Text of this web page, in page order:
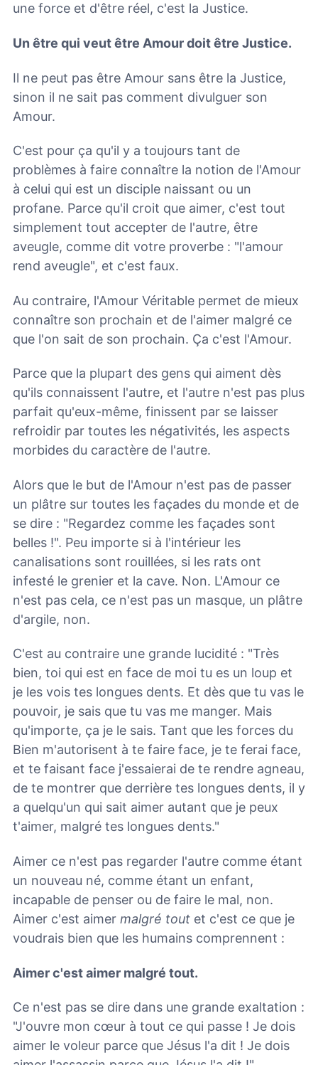
une force et d'être réel, c'est la Justice.
Un être qui veut être Amour doit être Justice.
Il ne peut pas être Amour sans être la Justice,
sinon il ne sait pas comment divulguer son
Amour.
C'est pour ça qu'il y a toujours tant de
problèmes à faire connaître la notion de l'Amour
à celui qui est un disciple naissant ou un
profane. Parce qu'il croit que aimer, c'est tout
simplement tout accepter de l'autre, être
aveugle, comme dit votre proverbe : "l'amour
rend aveugle", et c'est faux.
Au contraire, l'Amour Véritable permet de mieux
connaître son prochain et de l'aimer malgré ce
que l'on sait de son prochain. Ça c'est l'Amour.
Parce que la plupart des gens qui aiment dès
qu'ils connaissent l'autre, et l'autre n'est pas plus
parfait qu'eux-même, finissent par se laisser
refroidir par toutes les négativités, les aspects
morbides du caractère de l'autre.
Alors que le but de l'Amour n'est pas de passer
un plâtre sur toutes les façades du monde et de
se dire : "Regardez comme les façades sont
belles !". Peu importe si à l'intérieur les
canalisations sont rouillées, si les rats ont
infesté le grenier et la cave. Non. L'Amour ce
n'est pas cela, ce n'est pas un masque, un plâtre
d'argile, non.
C'est au contraire une grande lucidité : "Très
bien, toi qui est en face de moi tu es un loup et
je les vois tes longues dents. Et dès que tu vas le
pouvoir, je sais que tu vas me manger. Mais
qu'importe, ça je le sais. Tant que les forces du
Bien m'autorisent à te faire face, je te ferai face,
et te faisant face j'essaierai de te rendre agneau,
de te montrer que derrière tes longues dents, il y
a quelqu'un qui sait aimer autant que je peux
t'aimer, malgré tes longues dents."
Aimer ce n'est pas regarder l'autre comme étant
un nouveau né, comme étant un enfant,
incapable de penser ou de faire le mal, non.
Aimer c'est aimer malgré tout et c'est ce que je
voudrais bien que les humains comprennent :
Aimer c'est aimer malgré tout.
Ce n'est pas se dire dans une grande exaltation :
"J'ouvre mon cœur à tout ce qui passe ! Je dois
aimer le voleur parce que Jésus l'a dit ! Je dois